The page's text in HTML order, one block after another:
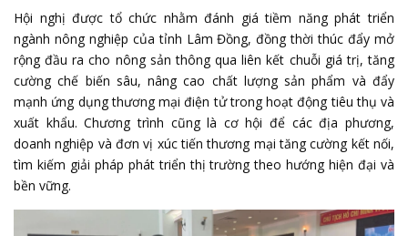
Hội nghị được tổ chức nhằm đánh giá tiềm năng phát triển
ngành nông nghiệp của tỉnh Lâm Đồng, đồng thời thúc đẩy mở
rộng đầu ra cho nông sản thông qua liên kết chuỗi giá trị, tăng
cường chế biến sâu, nâng cao chất lượng sản phẩm và đẩy
mạnh ứng dụng thương mại điện tử trong hoạt động tiêu thụ và
xuất khẩu. Chương trình cũng là cơ hội để các địa phương,
doanh nghiệp và đơn vị xúc tiến thương mại tăng cường kết nối,
tìm kiếm giải pháp phát triển thị trường theo hướng hiện đại và
bền vững.